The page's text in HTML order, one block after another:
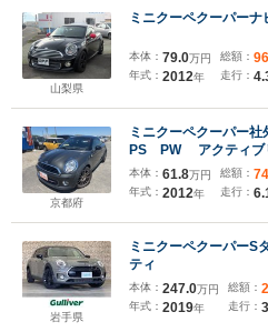
山梨県
ミニクーペクーパー
本体： 79.0万円
年式： 2012年
総額： 96
走行：
京都府
ミニクーペクーパ
PS PW アクティブ
ー エアコン バック
本体： 61.8万円
年式： 2012年
総額：
走行：
岩手県
ミニクーペクーパーS
ティ
本体： 247.0万円
年式： 2019年
総額：
走行：